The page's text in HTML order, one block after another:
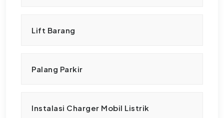
Lift Barang
Palang Parkir
Instalasi Charger Mobil Listrik